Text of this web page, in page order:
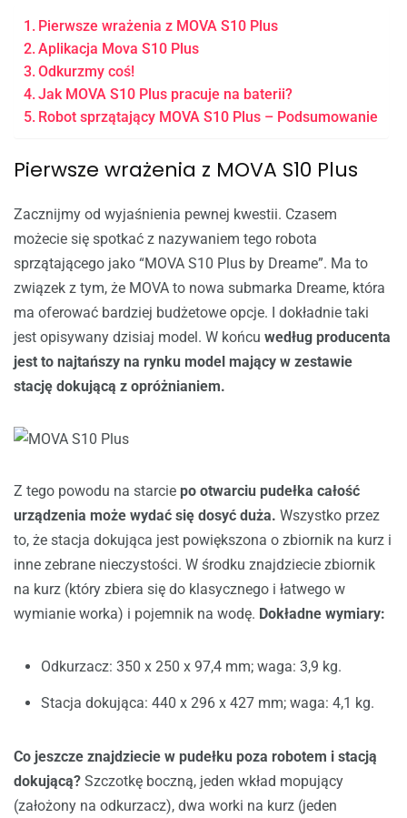
Pierwsze wrażenia z MOVA S10 Plus
Aplikacja Mova S10 Plus
Odkurzmy coś!
Jak MOVA S10 Plus pracuje na baterii?
Robot sprzątający MOVA S10 Plus – Podsumowanie
Pierwsze wrażenia z MOVA S10 Plus
Zacznijmy od wyjaśnienia pewnej kwestii. Czasem
możecie się spotkać z nazywaniem tego robota
sprzątającego jako “MOVA S10 Plus by Dreame”. Ma to
związek z tym, że MOVA to nowa submarka Dreame, która
ma oferować bardziej budżetowe opcje. I dokładnie taki
jest opisywany dzisiaj model. W końcu według producenta
jest to najtańszy na rynku model mający w zestawie
stację dokującą z opróżnianiem.
Z tego powodu na starcie po otwarciu pudełka całość
urządzenia może wydać się dosyć duża. Wszystko przez
to, że stacja dokująca jest powiększona o zbiornik na kurz i
inne zebrane nieczystości. W środku znajdziecie zbiornik
na kurz (który zbiera się do klasycznego i łatwego w
wymianie worka) i pojemnik na wodę. Dokładne wymiary:
Odkurzacz: 350 x 250 x 97,4 mm; waga: 3,9 kg.
Stacja dokująca: 440 x 296 x 427 mm; waga: 4,1 kg.
Co jeszcze znajdziecie w pudełku poza robotem i stacją
dokującą? Szczotkę boczną, jeden wkład mopujący
(założony na odkurzacz), dwa worki na kurz (jeden